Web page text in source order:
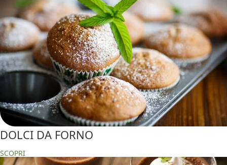
DOLCI DA FORNO
SCOPRI